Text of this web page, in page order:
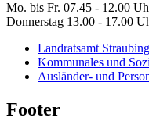
Mo. bis Fr. 07.45 - 12.00
Donnerstag 13.00 - 17.00
Landratsamt
Kommunales und
Ausländer- und
Footer